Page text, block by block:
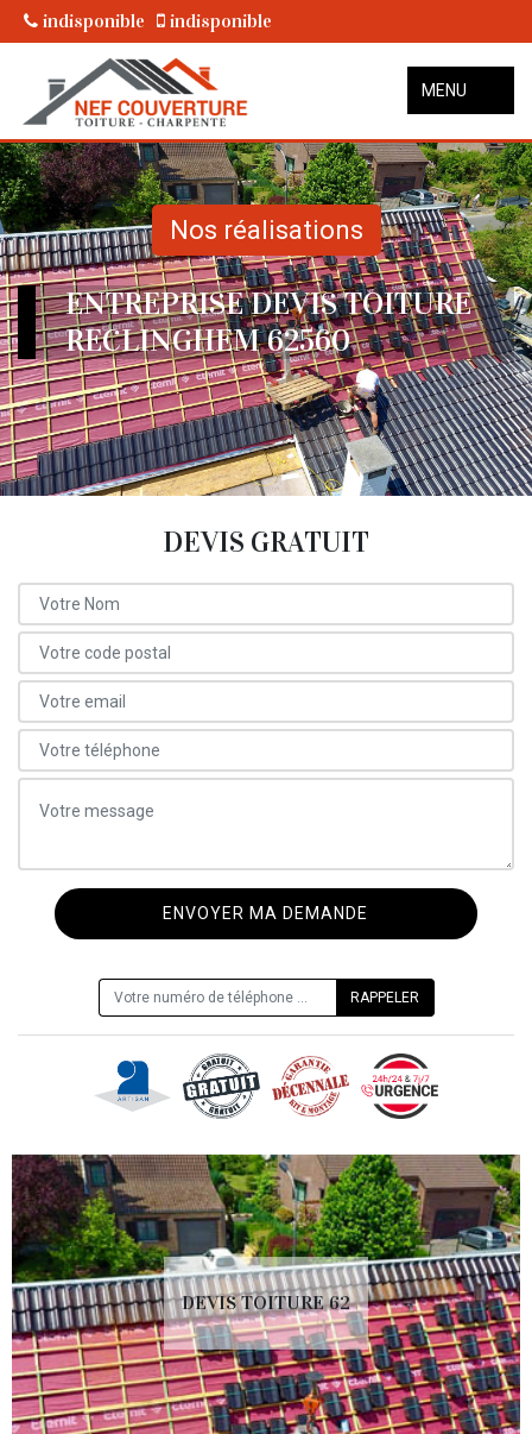
indisponible indisponible
MENU
Nos réalisations
ENTREPRISE DEVIS TOITURE
RECLINGHEM 62560
DEVIS GRATUIT
DEVIS TOITURE 62